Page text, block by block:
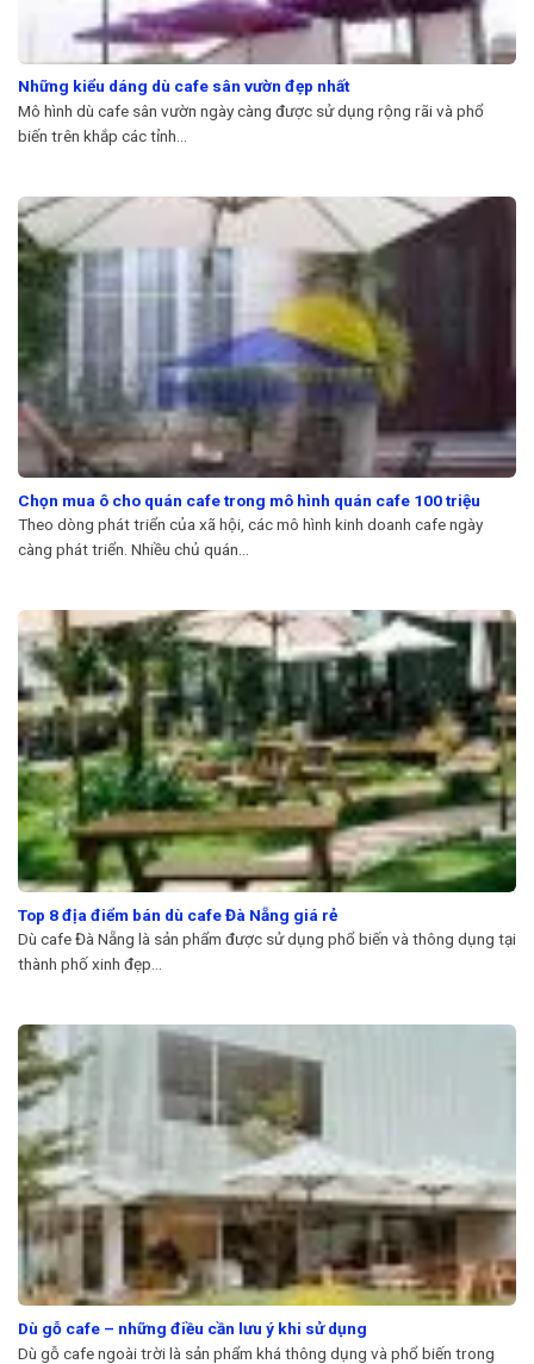
Những kiểu dáng dù cafe sân vườn đẹp nhất
Mô hình dù cafe sân vườn ngày càng được sử dụng rộng rãi và phổ
biến trên khắp các tỉnh...
Chọn mua ô cho quán cafe trong mô hình quán cafe 100 triệu
Theo dòng phát triển của xã hội, các mô hình kinh doanh cafe ngày
càng phát triển. Nhiều chủ quán...
Top 8 địa điểm bán dù cafe Đà Nẵng giá rẻ
Dù cafe Đà Nẵng là sản phẩm được sử dụng phổ biến và thông dụng tại
thành phố xinh đẹp...
Dù gỗ cafe – những điều cần lưu ý khi sử dụng
Dù gỗ cafe ngoài trời là sản phẩm khá thông dụng và phổ biến trong